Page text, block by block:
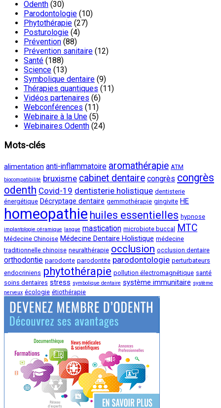
Odenth (30)
Parodontologie (10)
Phytothérapie (27)
Posturologie (4)
Prévention (88)
Prévention sanitaire (12)
Santé (188)
Science (13)
Symbolique dentaire (9)
Thérapies quantiques (11)
Vidéos partenaires (6)
Webconférences (11)
Webinaire à la Une (5)
Webinaires Odenth (24)
Mots-clés
alimentation anti-inflammatoire aromathérapie ATM
biocompatibilité bruxisme cabinet dentaire congrès congrès
odenth Covid-19 dentisterie holistique dentisterie
énergétique Décryptage dentaire gemmothérapie gingivite HE
homeopathie huiles essentielles hypnose
implantologie céramique langue mastication microbiote buccal MTC
Médecine Chinoise Médecine Dentaire Holistique médecine
traditionnelle chinoise neuralthérapie occlusion occlusion dentaire
orthodontie parodonte parodontite parodontologie perturbateurs
endocriniens phytothérapie pollution électromagnétique santé
soins dentaires stress symbolique dentaire système immunitaire système
nerveux écologie étiothérapie